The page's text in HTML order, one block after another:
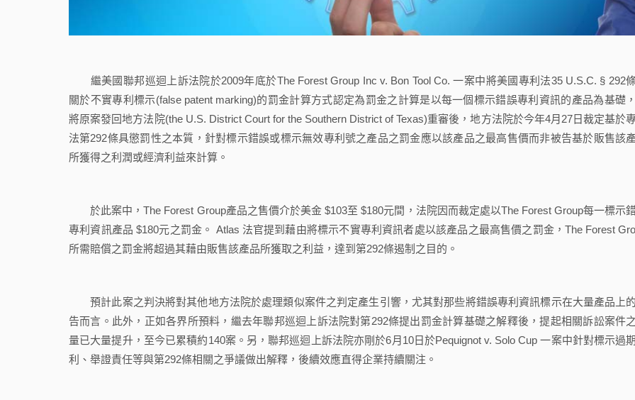
繼美國聯邦巡迴上訴法院於2009年底於The Forest Group Inc v. Bon Tool Co. 一案中將美國專利法35 U.S.C. § 292
關於不實專利標示(false patent marking)的罰金計算方式認定為罰金之計算是以每一個標示錯誤專利資訊的產品為基礎
將原案發回地方法院(the U.S. District Court for the Southern District of Texas)重審後，地方法院於今年4月27日裁定基於專
法第292條具懲罰性之本質，針對標示錯誤或標示無效專利號之產品之罰金應以該產品之最高售價而非被告基於販售該
所獲得之利潤或經濟利益來計算。
於此案中，The Forest Group產品之售價介於美金 $103至 $180元間，法院因而裁定處以The Forest Group每一標示
專利資訊產品 $180元之罰金。 Atlas 法官提到藉由將標示不實專利資訊者處以該產品之最高售價之罰金，The Forest
所需賠償之罰金將超過其藉由販售該產品所獲取之利益，達到第292條遏制之目的。
預計此案之判決將對其他地方法院於處理類似案件之判定產生引響，尤其對那些將錯誤專利資訊標示在大量產品上
告而言。此外，正如各界所預料，繼去年聯邦巡迴上訴法院對第292條提出罰金計算基礎之解釋後，提起相關訴訟案件
量已大量提升，至今已累積約140案。另，聯邦巡迴上訴法院亦剛於6月10日於Pequignot v. Solo Cup 一案中針對標示過
利、舉證責任等與第292條相關之爭議做出解釋，後續效應直得企業持續關注。